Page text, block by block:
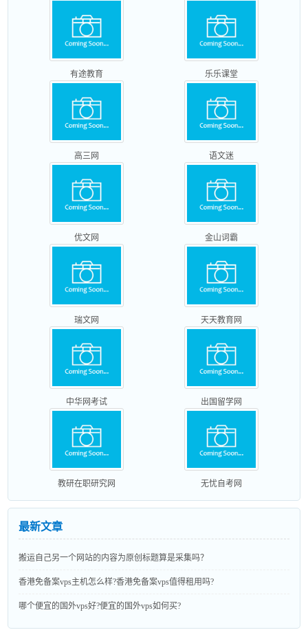
有途教育 乐乐课堂
高三网 语文迷
优文网 金山词霸
瑞文网 天天教育网
中华网考试 出国留学网
教研在职研究网 无忧自考网
最新文章
搬运自己另一个网站的内容为原创标题算是采集吗？
香港免备案vps主机怎么样?香港免备案vps值得租用吗?
哪个便宜的国外vps好?便宜的国外vps如何买?